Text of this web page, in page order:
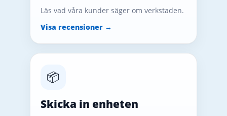
Läs vad våra kunder säger om verkstaden.
Visa recensioner →
📦
Skicka in enheten